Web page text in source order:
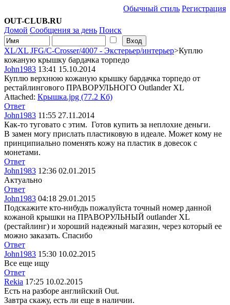
Обычный стиль Регистрация
OUT-CLUB.RU
Домой Сообщения за день Поиск
XL/XL JFG/C-Crosser/4007 - Экстерьер/интерьер>Куплю
кожаную крышку бардачка торпедо
John1983 13:41 15.10.2014
Куплю верхнюю кожаную крышку бардачка торпедо от
рестайлингового ПРАВОРУЛЬНОГО Outlander XL
Attached: Крышка.jpg (77.2 Кб)
Ответ
John1983 11:55 27.11.2014
Как-то туговато с этим. Готов купить за неплохие деньги.
В замен могу прислать пластиковую в идеале. Может кому не
принципиально поменять кожу на пластик в довесок с
монетами.
Ответ
John1983 12:36 02.01.2015
Актуально
Ответ
John1983 04:18 29.01.2015
Подскажите кто-нибудь пожалуйста точный номер данной
кожаной крышки на ПРАВОРУЛЬНЫЙ outlander XL
(рестайлинг) и хороший надежный магазин, через который ее
можно заказать. Спасибо
Ответ
John1983 15:30 10.02.2015
Все еще ищу
Ответ
Rekia 17:25 10.02.2015
Есть на разборе английский Out.
Завтра скажу, есть ли еще в наличии.